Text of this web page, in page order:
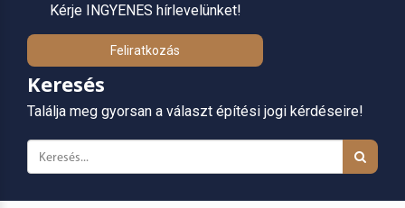
Kérje INGYENES hírlevelünket!
Feliratkozás
Keresés
Találja meg gyorsan a választ építési jogi kérdéseire!